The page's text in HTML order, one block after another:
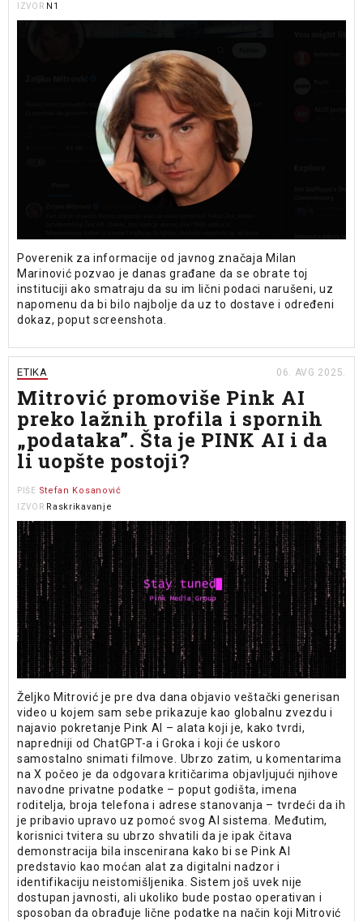
IZVOR N1
Poverenik za informacije od javnog značaja Milan
Marinović pozvao je danas građane da se obrate toj
instituciji ako smatraju da su im lični podaci narušeni, uz
napomenu da bi bilo najbolje da uz to dostave i određeni
dokaz, poput screenshota.
ETIKA 06. AVG 2025.
Mitrović promoviše Pink AI
preko lažnih profila i spornih
„podataka”. Šta je PINK AI i da
li uopšte postoji?
PIŠE Stefan Kosanović
IZVOR Raskrikavanje
Željko Mitrović je pre dva dana objavio veštački generisan
video u kojem sam sebe prikazuje kao globalnu zvezdu i
najavio pokretanje Pink AI – alata koji je, kako tvrdi,
napredniji od ChatGPT-a i Groka i koji će uskoro
samostalno snimati filmove. Ubrzo zatim, u komentarima
na X počeo je da odgovara kritičarima objavljujući njihove
navodne privatne podatke – poput godišta, imena
roditelja, broja telefona i adrese stanovanja – tvrdeći da ih
je pribavio upravo uz pomoć svog AI sistema. Međutim,
korisnici tvitera su ubrzo shvatili da je ipak čitava
demonstracija bila inscenirana kako bi se Pink AI
predstavio kao moćan alat za digitalni nadzor i
identifikaciju neistomišljenika. Sistem još uvek nije
dostupan javnosti, ali ukoliko bude postao operativan i
sposoban da obrađuje lične podatke na način koji Mitrović